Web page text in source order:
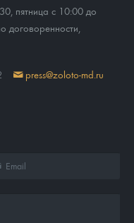
пятница с 10:00 до
договоренности,
press@zoloto-md.ru